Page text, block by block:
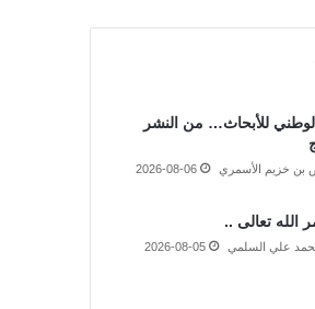
للأبحاث… من النشر
بن خزيم الأسمري 2026-08-06
الله تعالى ..
علي السلمي 2026-08-05